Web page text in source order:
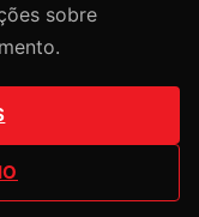
sobre